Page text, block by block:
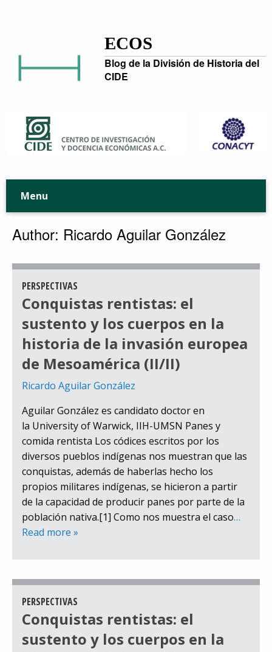
ECOS
Blog de la División de Historia del
CIDE
Menu
Author: Ricardo Aguilar González
PERSPECTIVAS
Conquistas rentistas: el
sustento y los cuerpos en la
historia de la invasión europea
de Mesoamérica (II/II)
Ricardo Aguilar González
Aguilar González es candidato doctor en
la University of Warwick, IIH-UMSN Panes y
comida rentista Los códices escritos por los
diversos pueblos indígenas nos muestran que las
conquistas, además de haberlas hecho los
propios militares indígenas, se hicieron a partir
de la capacidad de producir panes por parte de la
población nativa.[1] Como nos muestra el caso…
Read more »
PERSPECTIVAS
Conquistas rentistas: el
sustento y los cuerpos en la